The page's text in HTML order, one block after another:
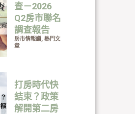
查－2026
Q2房市聯名
調查報告
房市情報讚,熱門文
章
打房時代快
結束？政策
解開第二房